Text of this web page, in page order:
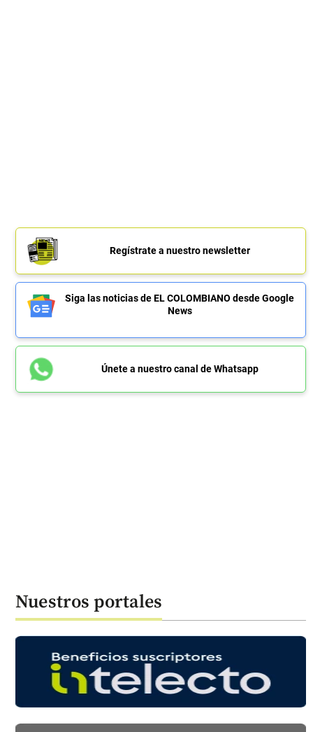
Regístrate a nuestro newsletter
Siga las noticias de EL COLOMBIANO desde Google
News
Únete a nuestro canal de Whatsapp
Nuestros portales